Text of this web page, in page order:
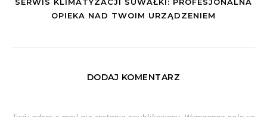
OPIEKA NAD TWOIM URZĄDZENIEM
DODAJ KOMENTARZ